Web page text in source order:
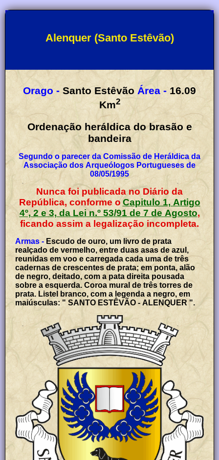
Alenquer (Santo Estêvão)
Orago - Santo Estêvão Área - 16.09
Km2
Ordenação heráldica do brasão e
bandeira
Segundo o parecer da Comissão de Heráldica da
Associação dos Arqueólogos Portugueses de
08/05/1995
Nunca foi publicada no Diário da
República, conforme o Capitulo 1, Artigo
4º, 2 e 3, da Lei n.º 53/91 de 7 de Agosto,
ficando assim a legalização incompleta.
Armas - Escudo de ouro, um livro de prata
realçado de vermelho, entre duas asas de azul,
reunidas em voo e carregada cada uma de três
cadernas de crescentes de prata; em ponta, alão
de negro, deitado, com a pata direita pousada
sobre a esquerda. Coroa mural de três torres de
prata. Listel branco, com a legenda a negro, em
maiúsculas: " SANTO ESTÊVÃO - ALENQUER ".